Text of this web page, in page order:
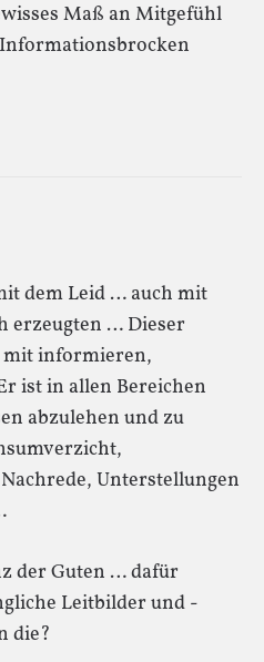
Maß an Mitgefühl
dem Leid … auch mit
erzeugten … Dieser
mit informieren,
ist in allen Bereichen
abzulehen und zu
Unterstellungen
der Guten … dafür
Leitbilder und -
die?